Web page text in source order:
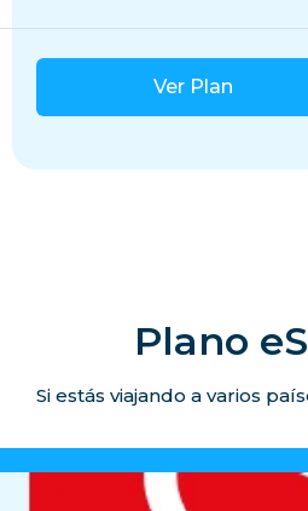
Ver Plan
Plano
Si estás viajando a varios